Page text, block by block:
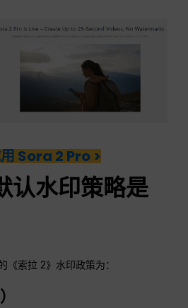
Sora 2 Pro >
认水印策略是
索拉 2》水印政策为：